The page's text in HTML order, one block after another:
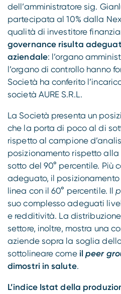
dell’amministratore sig.
partecipata al 10% dalla
qualità di investitore
governance risulta
aziendale: l’organo
l’organo di controllo hanno
Società ha conferito
società AURE S.R.L.
La Società presenta un
che la porta di poco al di
rispetto al campione
posizionamento rispetto
sotto del 90° percentile. Più
adeguato, il
linea con il 60° percentile. Il
suo complesso adeguati
e redditività. La
settore, inoltre, mostra una
aziende sopra la soglia
sottolineare comeilpeer
dimostri in salute.
L’indice Istat della